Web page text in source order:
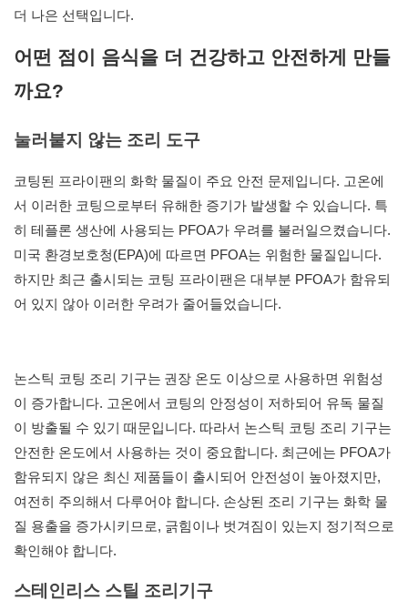
더 나은 선택입니다.
어떤 점이 음식을 더 건강하고 안전하게 만들
까요?
눌러붙지 않는 조리 도구
코팅된 프라이팬의 화학 물질이 주요 안전 문제입니다. 고온에
서 이러한 코팅으로부터 유해한 증기가 발생할 수 있습니다. 특
히 테플론 생산에 사용되는 PFOA가 우려를 불러일으켰습니다.
미국 환경보호청(EPA)에 따르면 PFOA는 위험한 물질입니다.
하지만 최근 출시되는 코팅 프라이팬은 대부분 PFOA가 함유되
어 있지 않아 이러한 우려가 줄어들었습니다.
논스틱 코팅 조리 기구는 권장 온도 이상으로 사용하면 위험성
이 증가합니다. 고온에서 코팅의 안정성이 저하되어 유독 물질
이 방출될 수 있기 때문입니다. 따라서 논스틱 코팅 조리 기구는
안전한 온도에서 사용하는 것이 중요합니다. 최근에는 PFOA가
함유되지 않은 최신 제품들이 출시되어 안전성이 높아졌지만,
여전히 주의해서 다루어야 합니다. 손상된 조리 기구는 화학 물
질 용출을 증가시키므로, 긁힘이나 벗겨짐이 있는지 정기적으로
확인해야 합니다.
스테인리스 스틸 조리기구